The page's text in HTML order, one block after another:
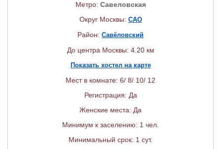
Метро: Савеловская
Округ Москвы: САО
Район: Савёловский
До центра Москвы: 4.20 км
Показать хостел на карте
Мест в комнате: 6/ 8/ 10/ 12
Регистрация: Да
Женские места: Да
Минимум к заселению: 1 чел.
Минимальный срок: 1 сут.